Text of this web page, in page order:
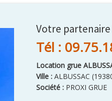
Votre partenaire
Tél :
Location grue
Ville : ALBUSSAC (
Société : PROXI GRUE